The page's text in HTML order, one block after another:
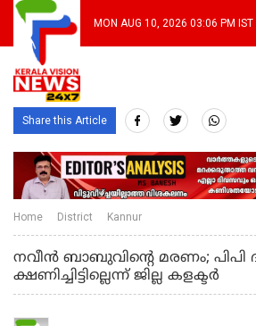
MON AUG 10, 2026 03:06 PM IST
Share this Article
Home District Kannur
നവീന്‍ ബാബുവിന്റെ മരണം; പിപി
ക്ഷണിച്ചിട്ടില്ലെന്ന് ജില്ല കളക്ടർ